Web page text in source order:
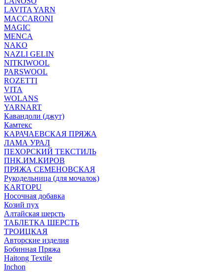
LAVITA YARN
MACCARONI
MAGIC
MENCA
NAKO
NAZLI GELIN
NITKIWOOL
PARSWOOL
ROZETTI
VITA
WOLANS
YARNART
Кавандоли (джут)
Камтекс
КАРАЧАЕВСКАЯ ПРЯЖА
ЛАМА УРАЛ
ПЕХОРСКИЙ ТЕКСТИЛЬ
ПНК.ИМ.КИРОВ
ПРЯЖА СЕМЕНОВСКАЯ
Рукодельница (для мочалок)
KARTOPU
Носочная добавка
Козий пух
Алтайская шерсть
ТАБЛЕTКА ШЕРСТЬ
ТРОИЦКАЯ
Авторские изделия
Бобинная Пряжа
Haitong Textilе
Inchon